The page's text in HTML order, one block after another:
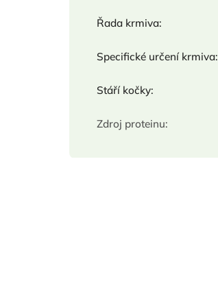
Řada krmiva:
Specifické určení krmiva:
Stáří kočky:
Zdroj proteinu: